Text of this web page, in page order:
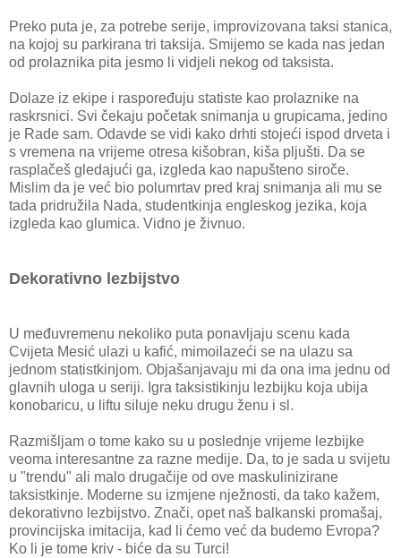
Preko puta je, za potrebe serije, improvizovana taksi stanica,
na kojoj su parkirana tri taksija. Smijemo se kada nas jedan
od prolaznika pita jesmo li vidjeli nekog od taksista.
Dolaze iz ekipe i raspoređuju statiste kao prolaznike na
raskrsnici. Svi čekaju početak snimanja u grupicama, jedino
je Rade sam. Odavde se vidi kako drhti stojeći ispod drveta i
s vremena na vrijeme otresa kišobran, kiša pljušti. Da se
rasplačeš gledajući ga, izgleda kao napušteno siroče.
Mislim da je već bio polumrtav pred kraj snimanja ali mu se
tada pridružila Nada, studentkinja engleskog jezika, koja
izgleda kao glumica. Vidno je živnuo.
Dekorativno lezbijstvo
U međuvremenu nekoliko puta ponavljaju scenu kada
Cvijeta Mesić ulazi u kafić, mimoilazeći se na ulazu sa
jednom statistkinjom. Objašanjavaju mi da ona ima jednu od
glavnih uloga u seriji. Igra taksistikinju lezbijku koja ubija
konobaricu, u liftu siluje neku drugu ženu i sl.
Razmišljam o tome kako su u poslednje vrijeme lezbijke
veoma interesantne za razne medije. Da, to je sada u svijetu
u "trendu" ali malo drugačije od ove maskulinizirane
taksistkinje. Moderne su izmjene nježnosti, da tako kažem,
dekorativno lezbijstvo. Znači, opet naš balkanski promašaj,
provincijska imitacija, kad li ćemo već da budemo Evropa?
Ko li je tome kriv - biće da su Turci!